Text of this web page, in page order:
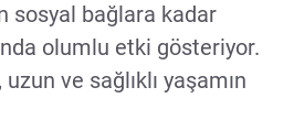
sosyal bağlara kadar
olumlu etki gösteriyor.
ve sağlıklı yaşamın